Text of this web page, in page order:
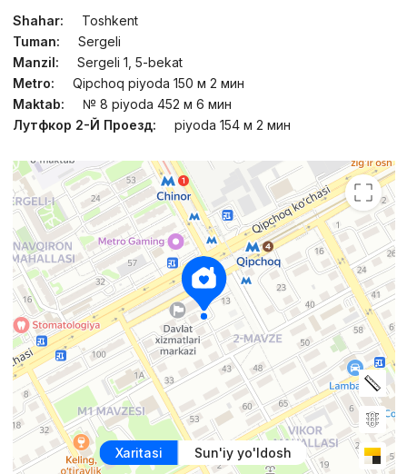
Shahar:
Toshkent
Tuman:
Sergeli
Manzil:
Sergeli 1, 5-bekat
Metro:
Qipchoq piyoda 150 м 2 мин
Maktab:
№ 8 piyoda 452 м 6 мин
Лутфкор 2-Й Проезд:
piyoda 154 м 2 мин
Xaritasi Sun'iy yo'ldosh